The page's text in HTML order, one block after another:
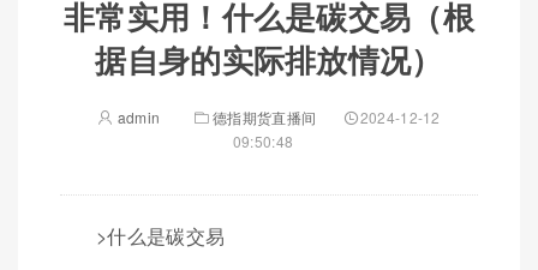
非常实用！什么是碳交易（根
据自身的实际排放情况）
admin 德指期货直播间
2024-12-12
09:50:48
>什么是碳交易